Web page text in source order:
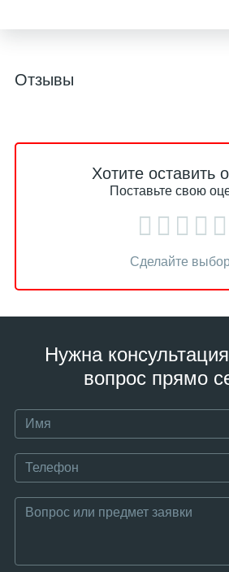
Отзывы
Хотите оставить
Поставьте свою
Сделайте
Нужна
вопрос прямо